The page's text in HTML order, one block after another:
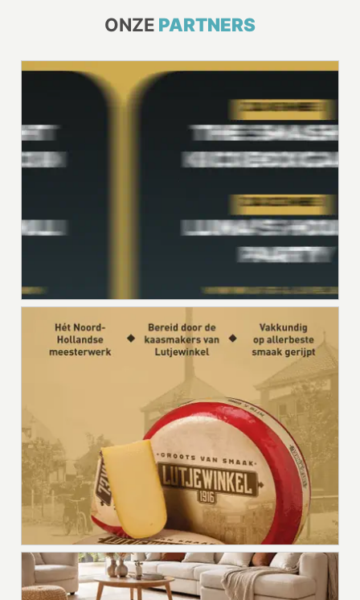
ONZE PARTNERS